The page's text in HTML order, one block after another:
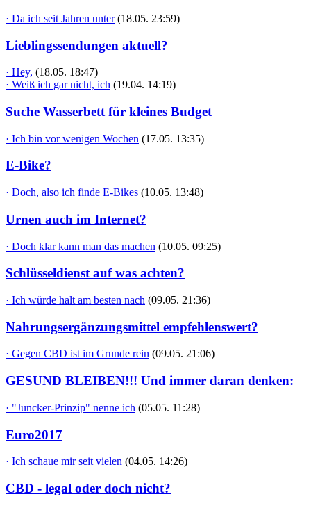
· Da ich seit Jahren unter (18.05. 23:59)
Lieblingssendungen aktuell?
· Hey, (18.05. 18:47)
· Weiß ich gar nicht, ich (19.04. 14:19)
Suche Wasserbett für kleines Budget
· Ich bin vor wenigen Wochen (17.05. 13:35)
E-Bike?
· Doch, also ich finde E-Bikes (10.05. 13:48)
Urnen auch im Internet?
· Doch klar kann man das machen (10.05. 09:25)
Schlüsseldienst auf was achten?
· Ich würde halt am besten nach (09.05. 21:36)
Nahrungsergänzungsmittel empfehlenswert?
· Gegen CBD ist im Grunde rein (09.05. 21:06)
GESUND BLEIBEN!!! Und immer daran denken:
· "Juncker-Prinzip" nenne ich (05.05. 11:28)
Euro2017
· Ich schaue mir seit vielen (04.05. 14:26)
CBD - legal oder doch nicht?